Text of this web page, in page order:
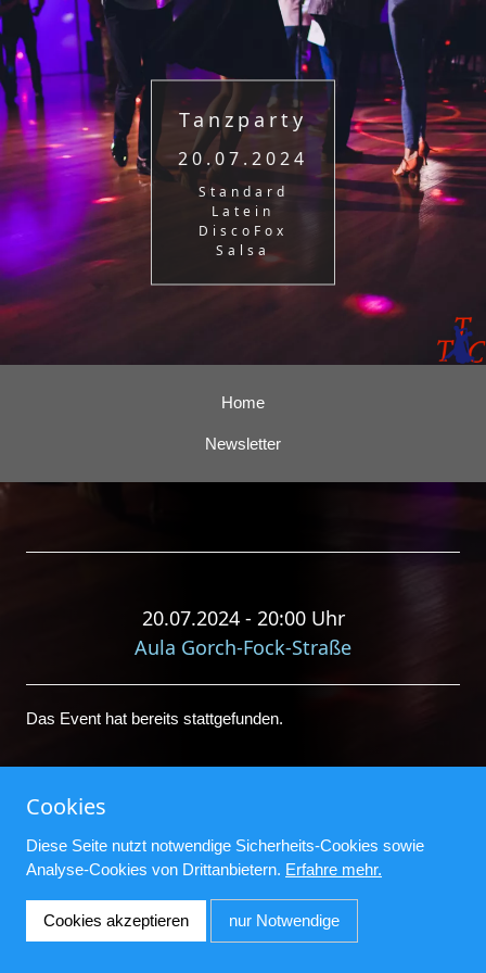
Tanzparty
20.07.2024
Standard
Latein
DiscoFox
Salsa
Home
Newsletter
20.07.2024 - 20:00 Uhr
Aula Gorch-Fock-Straße
Das Event hat bereits stattgefunden.
Cookies
Diese Seite nutzt notwendige Sicherheits-Cookies sowie
Analyse-Cookies von Drittanbietern. Erfahre mehr.
Cookies akzeptieren nur Notwendige